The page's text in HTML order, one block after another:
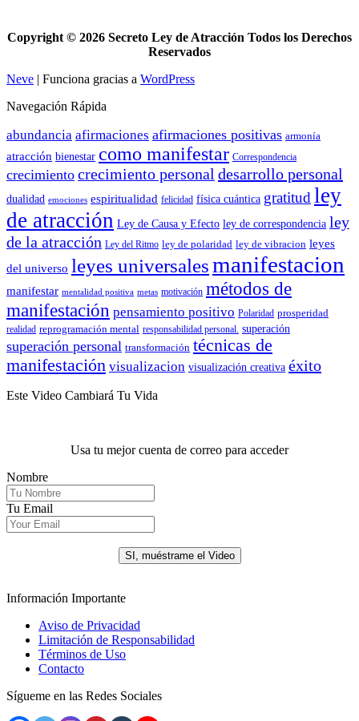
Copyright © 2026 Secreto Ley de Atracción Todos los Derechos
Reservados
Neve | Funciona gracias a WordPress
Navegación Rápida
abundancia afirmaciones afirmaciones positivas armonía
atracción bienestar como manifestar Correspondencia
crecimiento crecimiento personal desarrollo personal
dualidad emociones espiritualidad felicidad física cuántica gratitudley
de atracción Ley de Causa y Efecto ley de correspondencia ley
de la atracción Ley del Ritmo ley de polaridad ley de vibracion leyes
del universo leyes universalesmanifestacion
manifestar mentalidad positiva metas motivación métodos de
manifestación pensamiento positivo Polaridad prosperidad
realidad reprogramación mental responsabilidad personal. superación
superación personal transformación técnicas de
manifestación visualizacion visualización creativa éxito
Este Video Cambiará Tu Vida
Usa tu mejor cuenta de correo para acceder
Nombre
Tu Email
SI, muéstrame el Video
Información Importante
Aviso de Privacidad
Limitación de Responsabilidad
Términos de Uso
Contacto
Sígueme en las Redes Sociales